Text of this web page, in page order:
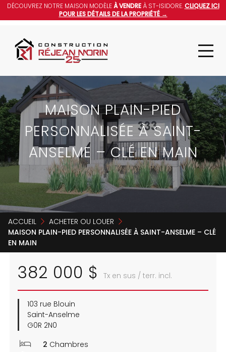
DÉCOUVREZ NOTRE MAISON MODÈLEÀ VENDREÀ ST-ISIDORE.CLIQUEZ ICI
POUR LES DÉTAILS DE LA PROPRIÉTÉ →
MAISON PLAIN-PIED
PERSONNALISÉE À SAINT-
ANSELME – CLÉ EN MAIN
ACCUEIL
ACHETER OU LOUER
MAISON PLAIN-PIED PERSONNALISÉE À SAINT-ANSELME – CLÉ
EN MAIN
382 000 $Tx en sus / terr. incl.
103 rue Blouin
Saint-Anselme
G0R 2N0
2 Chambres